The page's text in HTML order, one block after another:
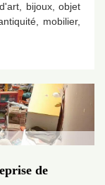
bijoux, objet
mobilier,
de